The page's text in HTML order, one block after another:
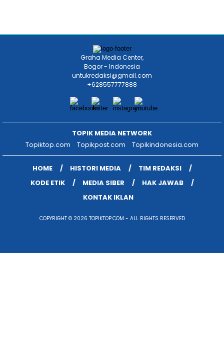
Graha Media Center,
Bogor - Indonesia
untukredaksi@gmail.com
+628557777888
TOPIK MEDIA NETWORK
Topiktop.com
Topikpost.com Topikindonesia.com
HOME HISTORI MEDIA
TIM REDAKSI
KODE ETIK
MEDIA SIBER
HAK JAWAB
KONTAK IKLAN
COPYRIGHT © 2026 TOPIKTOP.COM - ALL RIGHTS RESERVED